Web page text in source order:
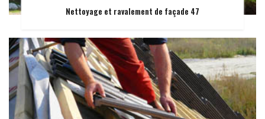
Nettoyage et ravalement de façade 47